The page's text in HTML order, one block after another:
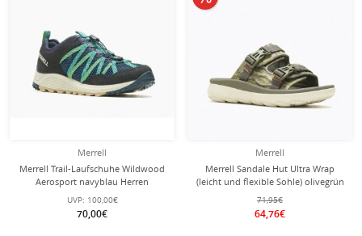
Merrell
Merrell Trail-Laufschuhe Wildwood
Aerosport navyblau Herren
UVP: 100,00€
70,00€
Merrell
Merrell Sandale Hut Ultra Wrap
(leicht und flexible Sohle) olivegrün
Herren
71,95€
64,76€